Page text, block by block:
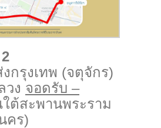
กรุงเทพ (จตุจักร)
วง จอดรับ –
ต้สะพานพระราม
คร)